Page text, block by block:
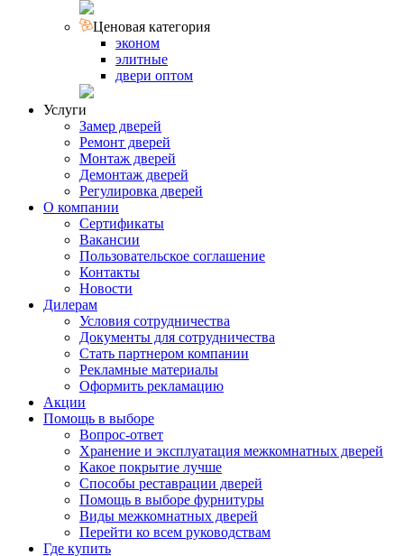
Ценовая категория
эконом
элитные
двери оптом
Услуги
Замер дверей
Ремонт дверей
Монтаж дверей
Демонтаж дверей
Регулировка дверей
О компании
Сертификаты
Вакансии
Пользовательское соглашение
Контакты
Новости
Дилерам
Условия сотрудничества
Документы для сотрудничества
Стать партнером компании
Рекламные материалы
Оформить рекламацию
Акции
Помощь в выборе
Вопрос-ответ
Хранение и эксплуатация межкомнатных дверей
Какое покрытие лучше
Способы реставрации дверей
Помощь в выборе фурнитуры
Виды межкомнатных дверей
Перейти ко всем руководствам
Где купить